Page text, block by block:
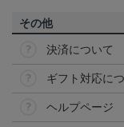
その他
決済について
ギフト対応に
ヘルプページ